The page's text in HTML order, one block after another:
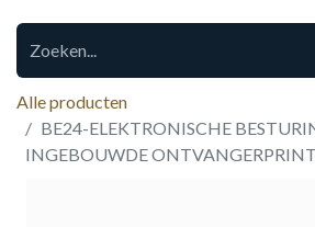
Alle producten
BE24-ELEKTRONISCHE
INGEBOUWDE ONTVANGERPRINT